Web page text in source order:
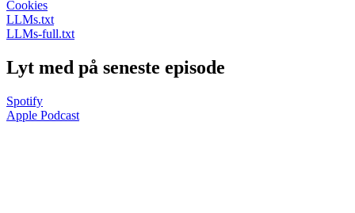
Cookies
LLMs.txt
LLMs-full.txt
Lyt med på seneste episode
Spotify
Apple Podcast